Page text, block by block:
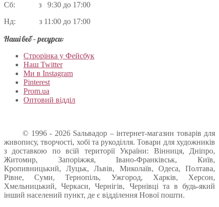
Сб: з 9:30 до 17:00
Нд: з 11:00 до 17:00
Наші веб – ресурси:
Строрінка у Фейсбук
Наш Twitter
Ми в Instagram
Pinterest
Prom.ua
Оптовий відділ
© 1996 - 2026 Sальвадор – інтернет-магазин товарів для
живопису, творчості, хобі та рукоділля. Товари для художників
з доставкою по всій території України: Вінниця, Дніпро,
Житомир, Запоріжжя, Івано-Франківськ, Київ,
Кропивницький, Луцьк, Львів, Миколаїв, Одеса, Полтава,
Рівне, Суми, Тернопіль, Ужгород, Харків, Херсон,
Хмельницький, Черкаси, Чернігів, Чернівці та в будь-який
інший населений пункт, де є відділення Нової пошти.